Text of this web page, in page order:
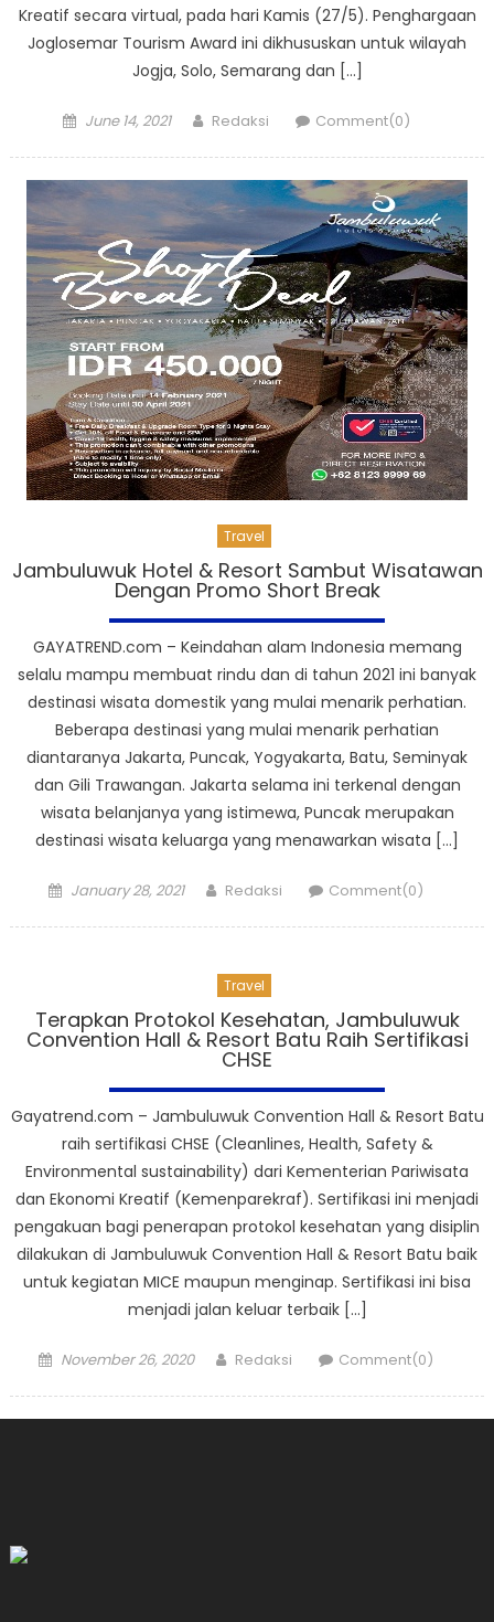
Kreatif secara virtual, pada hari Kamis (27/5). Penghargaan
Joglosemar Tourism Award ini dikhususkan untuk wilayah
Jogja, Solo, Semarang dan […]
Posted
June 14, 2021 Author
Redaksi Comment(0)
Travel
Jambuluwuk Hotel & Resort Sambut Wisatawan
Dengan Promo Short Break
GAYATREND.com – Keindahan alam Indonesia memang
selalu mampu membuat rindu dan di tahun 2021 ini banyak
destinasi wisata domestik yang mulai menarik perhatian.
Beberapa destinasi yang mulai menarik perhatian
diantaranya Jakarta, Puncak, Yogyakarta, Batu, Seminyak
dan Gili Trawangan. Jakarta selama ini terkenal dengan
wisata belanjanya yang istimewa, Puncak merupakan
destinasi wisata keluarga yang menawarkan wisata […]
Posted
January 28, 2021 Author
Redaksi Comment(0)
Travel
Terapkan Protokol Kesehatan, Jambuluwuk
Convention Hall & Resort Batu Raih Sertifikasi
CHSE
Gayatrend.com – Jambuluwuk Convention Hall & Resort Batu
raih sertifikasi CHSE (Cleanlines, Health, Safety &
Environmental sustainability) dari Kementerian Pariwisata
dan Ekonomi Kreatif (Kemenparekraf). Sertifikasi ini menjadi
pengakuan bagi penerapan protokol kesehatan yang disiplin
dilakukan di Jambuluwuk Convention Hall & Resort Batu baik
untuk kegiatan MICE maupun menginap. Sertifikasi ini bisa
menjadi jalan keluar terbaik […]
Posted
November 26, 2020 Author
Redaksi Comment(0)